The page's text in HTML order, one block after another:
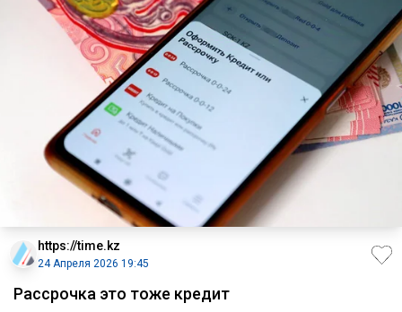
https://time.kz
24 Апреля 2026 19:45
Рассрочка это тоже кредит